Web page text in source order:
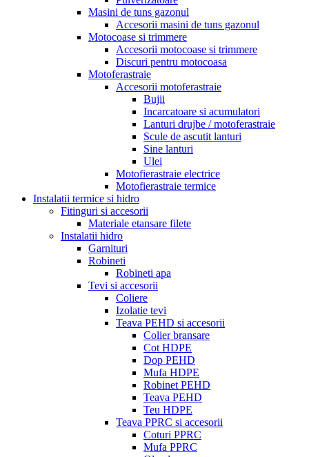
Masini de tuns gazonul
Accesorii masini de tuns gazonul
Motocoase si trimmere
Accesorii motocoase si trimmere
Discuri pentru motocoasa
Motoferastraie
Accesorii motoferastraie
Bujii
Incarcatoare si acumulatori
Lanturi drujbe / motoferastraie
Scule de ascutit lanturi
Sine lanturi
Ulei
Motofierastraie electrice
Motofierastraie termice
Instalatii termice si hidro
Fitinguri si accesorii
Materiale etansare filete
Instalatii hidro
Garnituri
Robineti
Robineti apa
Tevi si accesorii
Coliere
Izolatie tevi
Teava PEHD si accesorii
Colier bransare
Cot HDPE
Dop PEHD
Mufa HDPE
Robinet PEHD
Teava PEHD
Teu HDPE
Teava PPRC si accesorii
Coturi PPRC
Mufa PPRC